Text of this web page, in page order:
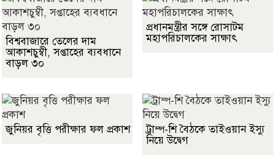
বিশ্ববাজারে তেলের দাম
আকাশচুম্বী, সপ্তাহের ব্যবধানে
বাড়ল ৩০
প্রধানমন্ত্রীর সঙ্গে রোসাটম
মহাপরিচালকের সাক্ষাৎ
জুনিয়র বৃত্তি পরীক্ষার ফল প্রকাশ
ট্রাম্প-শি বৈঠকে তাইওয়ান ইস্যু
নিয়ে উদ্বেগ